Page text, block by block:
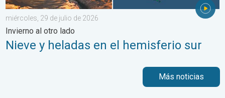
miércoles, 29 de julio de 2026
Invierno al otro lado
Nieve y heladas en el hemisferio sur
Más noticias